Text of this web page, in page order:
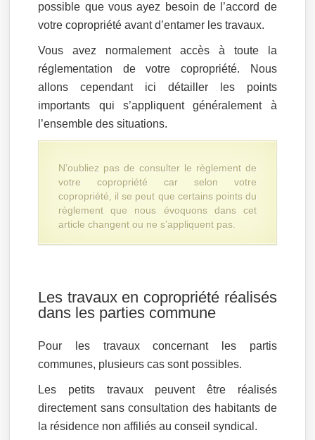
possible que vous ayez besoin de l’accord de
votre copropriété avant d’entamer les travaux.
Vous avez normalement accès à toute la
réglementation de votre copropriété. Nous
allons cependant ici détailler les points
importants qui s’appliquent généralement à
l’ensemble des situations.
N’oubliez pas de consulter le règlement de
votre copropriété car selon votre
copropriété, il se peut que certains points du
règlement que nous évoquons dans cet
article changent ou ne s’appliquent pas.
Les travaux en copropriété réalisés
dans les parties commune
Pour les travaux concernant les partis
communes, plusieurs cas sont possibles.
Les petits travaux peuvent être réalisés
directement sans consultation des habitants de
la résidence non affiliés au conseil syndical.